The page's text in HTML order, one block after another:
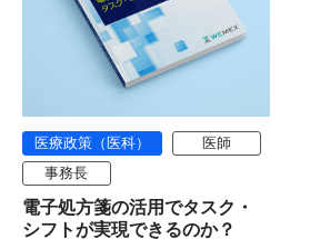
医療政策（医科）
医師
事務長
電子処方箋の活用でタスク・
シフトが実現できるのか？